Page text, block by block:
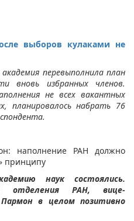
выборов кулаками не
перевыполнила план
вновь избранных членов.
не всех вакантных
планировалось набрать 76
наполнение РАН должно
принципу
наук состоялись.
отделения РАН, вице-
в целом позитивно